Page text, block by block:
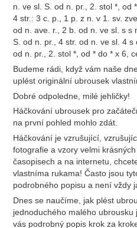
n. ve sl. S. od n. pr., 2. stol *, od
4 str.: 3 c. p., 1 p. z n. v 1. sv.
od n. ave. r., 2 b. od n. ve sl. s s
S. od n. pr., 4 str. od n. ve sl. 4 s
od n. pr., 2. stol *, od * do * x 6,
Budeme rádi, když vám naše
uplést originální ubrousek
Dobré odpoledne, milé jehličky!
Háčkování ubrousek pro
na první pohled mohlo zdát.
Háčkování je vzrušující,
fotografie a vzory velmi
časopisech a na internetu,
vlastníma rukama! Často jsou
podrobného popisu a není vždy
Dnes se naučíme, jak plést
jednoduchého malého
vás podrobný popis krok za